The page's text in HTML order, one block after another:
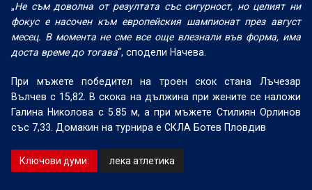
„Не съм доволна от резултата със сигурност, но целият ни
фокус е насочен към европейския шампионат през август
месец. В момента не сме все още влезнали във форма, има
доста време до тогава“, сподели Начева.
При мъжете победител на троен скок стана Лъчезар
Вълчев с 15,82. В скока на дължина при жените се наложи
Галина Николова с 5.85 м, а при мъжете Стилиян Орлинов
със 7,33. Домакин на турнира е СКЛА Ботев Пловдив
Ключови думи: лека атлетика